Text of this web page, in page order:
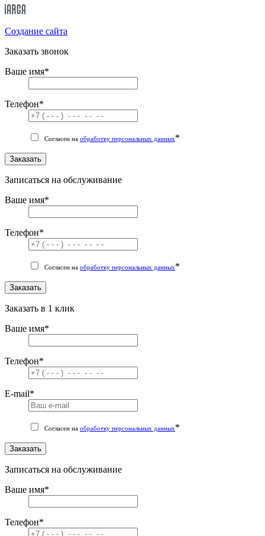
Cоздание сайта
Заказать звонок
Ваше имя*
Телефон*
Согласен на обработку персональных данных*
Заказать
Записаться на обслуживание
Ваше имя*
Телефон*
Согласен на обработку персональных данных*
Заказать
Заказать в 1 клик
Ваше имя*
Телефон*
E-mail*
Согласен на обработку персональных данных*
Заказать
Записаться на обслуживание
Ваше имя*
Телефон*